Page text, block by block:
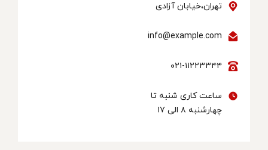
تهران،خیابان آزادی
info@example.com
۰۲۱-۱۱۲۲۳۳۴۴
ساعت کاری شنبه تا
چهارشنبه ۸ الی ۱۷